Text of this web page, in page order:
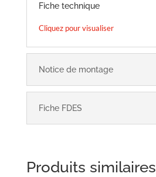
Fiche technique
Cliquez pour visualiser
Notice de montage
Fiche FDES
Produits similaires